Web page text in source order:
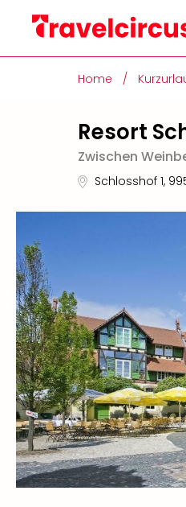
Home /
Resort
Zwischen
Schlosshof 1,